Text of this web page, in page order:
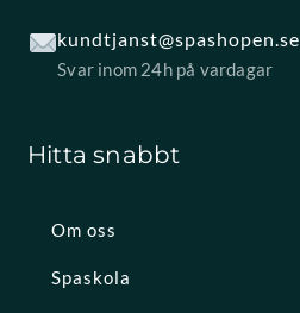
kundtjanst@spashopen.se
Svar inom 24h på vardagar
Hitta snabbt
Om oss
Spaskola